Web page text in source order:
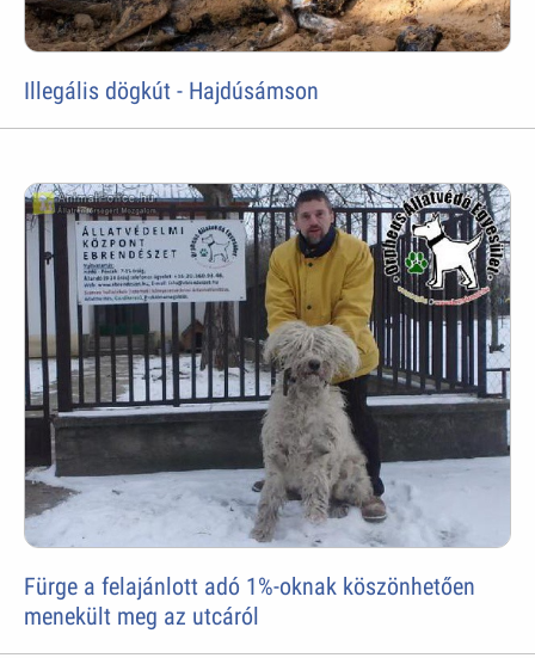
Illegális dögkút - Hajdúsámson
Fürge a felajánlott adó 1%-oknak köszönhetően
menekült meg az utcáról